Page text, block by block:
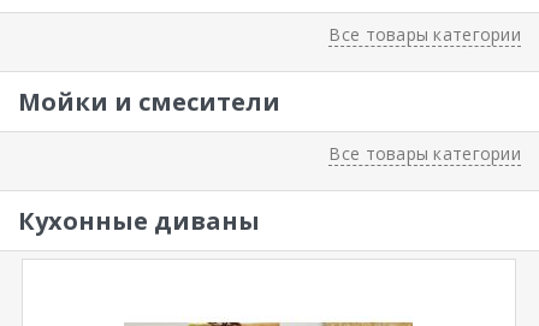
Все товары категории
Мойки и смесители
Все товары категории
Кухонные диваны